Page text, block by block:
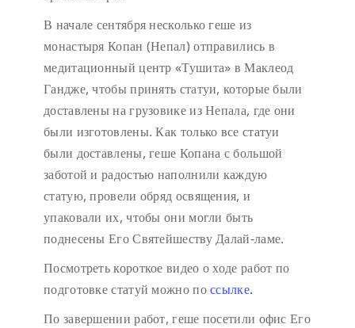
В начале сентября несколько геше из
монастыря Копан (Непал) отправились в
медитационный центр «Тушита» в Маклеод
Гандже, чтобы принять статуи, которые были
доставлены на грузовике из Непала, где они
были изготовлены. Как только все статуи
были доставлены, геше Копана с большой
заботой и радостью наполнили каждую
статую, провели обряд освящения, и
упаковали их, чтобы они могли быть
поднесены Его Святейшеству Далай-ламе.
Посмотреть короткое видео о ходе работ по
подготовке статуй можно поссылке.
По завершении работ, геше посетили офис Его